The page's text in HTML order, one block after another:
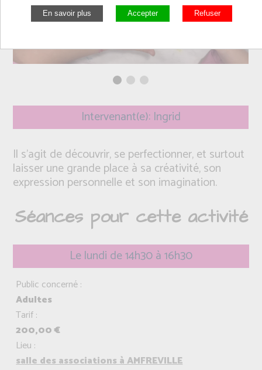
Intervenant(e): Ingrid
Il s’agit de découvrir, se perfectionner, et surtout
laisser une grande place à sa créativité, son
expression personnelle et son imagination.
Séances pour cette activité
Le lundi de 14h30 à 16h30
Public concerné :
Adultes
Tarif :
200,00 €
Lieu :
salle des associations à AMFREVILLE